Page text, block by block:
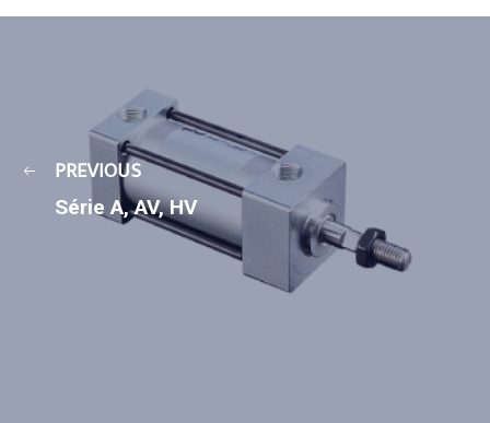
PREVIOUS
Série A, AV, HV